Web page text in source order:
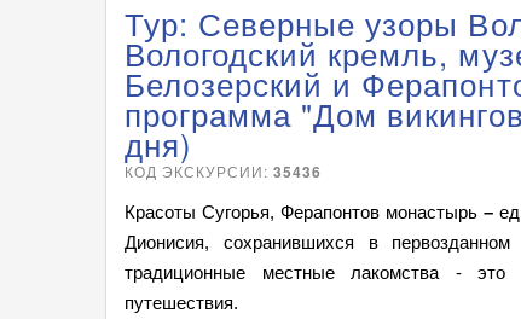
Тур: Северные узоры
Вологодский кремль,
Белозерский и
программа "Дом
дня)
КОД ЭКСКУРСИИ:35436
Красоты Сугорья, Ферапонтов монастырь–
Дионисия, сохранившихся в
традиционные местные лакомства - это
путешествия.